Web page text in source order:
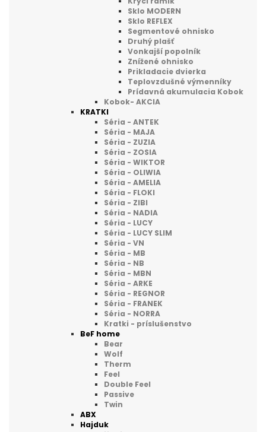
Sklo MODERN
Sklo REFLEX
Segmentové ohnisko
Druhý plašť
Vonkajší popolník
Znížené ohnisko
Prikladacie dvierka
Teplovzdušné výmenníky
Prídavná akumulacia Kobok
Kobok- AKCIA
KRATKI
Séria - ANTEK
Séria - MAJA
Séria - ZUZIA
Séria - ZOSIA
Séria - WIKTOR
Séria - OLIWIA
Séria - AMELIA
Séria - FLOKI
Séria - ZIBI
Séria - NADIA
Séria - LUCY
Séria - LUCY SLIM
Séria - VN
Séria - MB
Séria - NB
Séria - MBN
Séria - ARKE
Séria - REGNOR
Séria - FRANEK
Séria - NORRA
Kratki - príslušenstvo
BeF home
Bear
Wolf
Therm
Feel
Double Feel
Passive
Twin
ABX
Hajduk